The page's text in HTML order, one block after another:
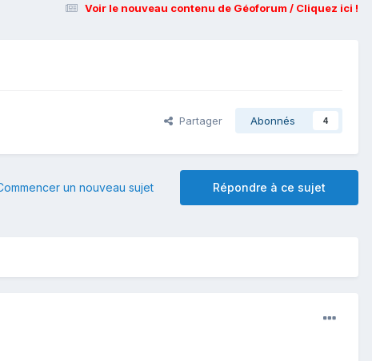
Voir le nouveau contenu de Géoforum / Cliquez ici !
Partager Abonnés 4
Répondre à ce sujet
un nouveau sujet